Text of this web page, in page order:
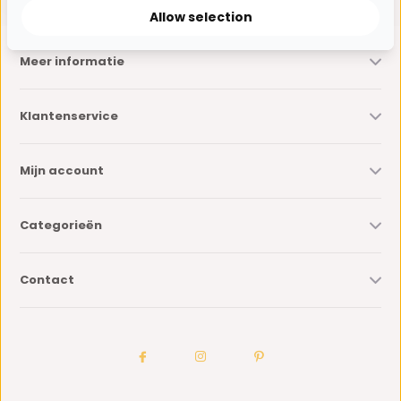
Meer informatie
Klantenservice
Mijn account
Categorieën
Contact
Allow selection